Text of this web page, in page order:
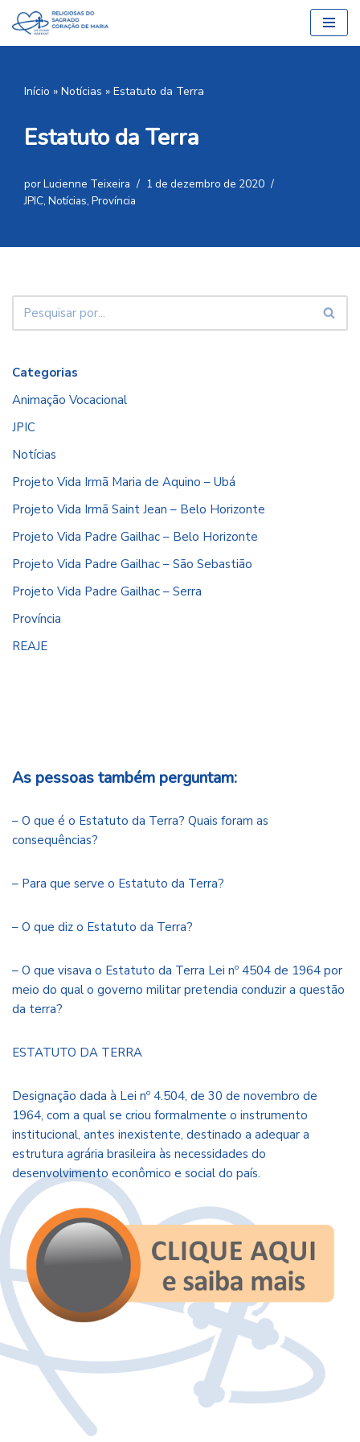
Pular
Início » Notícias » Estatuto da Terra
Estatuto da Terra
porLucienne Teixeira
1 de dezembro de 2020
JPIC, Notícias, Província
Categorias
Animação Vocacional
JPIC
Notícias
Projeto Vida Irmã Maria de Aquino – Ubá
Projeto Vida Irmã Saint Jean – Belo Horizonte
Projeto Vida Padre Gailhac – Belo Horizonte
Projeto Vida Padre Gailhac – São Sebastião
Projeto Vida Padre Gailhac – Serra
Província
REAJE
As pessoas também perguntam:
– O que é o Estatuto da Terra? Quais foram as
consequências?
– Para que serve o Estatuto da Terra?
– O que diz o Estatuto da Terra?
– O que visava o Estatuto da Terra Lei nº 4504 de 1964 por
meio do qual o governo militar pretendia conduzir a questão
da terra?
ESTATUTO DA TERRA
Designação dada à Lei nº 4.504, de 30 de novembro de
1964, com a qual se criou formalmente o instrumento
institucional, antes inexistente, destinado a adequar a
estrutura agrária brasileira às necessidades do
desenvolvimento econômico e social do país.